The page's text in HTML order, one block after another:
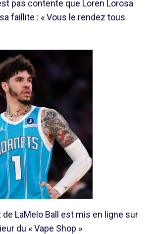
pas contente que Loren Lorosa
faillite : « Vous le rendez tous
LaMelo Ball est mis en ligne sur
du « Vape Shop »